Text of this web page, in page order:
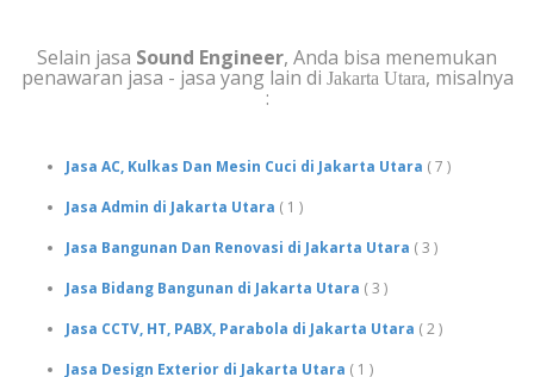
Selain jasa Sound Engineer, Anda bisa menemukan
penawaran jasa - jasa yang lain di Jakarta Utara, misalnya
:
Jasa AC, Kulkas Dan Mesin Cuci di Jakarta Utara ( 7 )
Jasa Admin di Jakarta Utara ( 1 )
Jasa Bangunan Dan Renovasi di Jakarta Utara ( 3 )
Jasa Bidang Bangunan di Jakarta Utara ( 3 )
Jasa CCTV, HT, PABX, Parabola di Jakarta Utara ( 2 )
Jasa Design Exterior di Jakarta Utara ( 1 )